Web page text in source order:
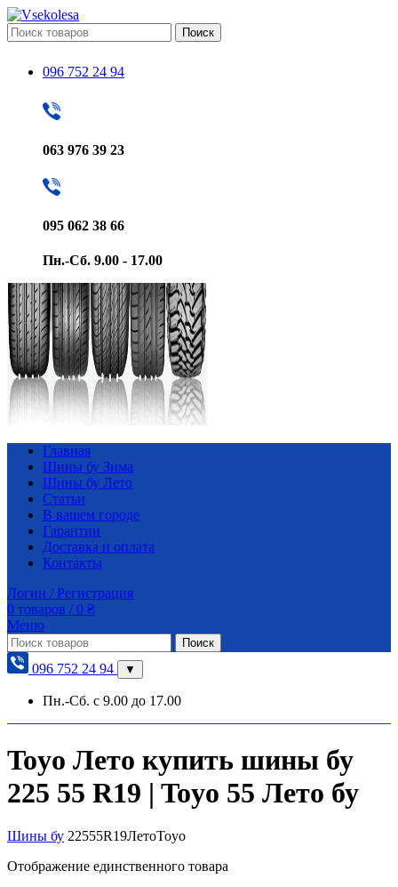
Поиск
096 752 24 94
063 976 39 23
095 062 38 66
Пн.-Сб. 9.00 - 17.00
Главная
Шины бу Зима
Шины бу Лето
Статьи
В вашем городе
Гарантии
Доставка и оплата
Контакты
Логин / Регистрация
0 товаров / 0 ₴
Меню
Поиск
096 752 24 94 ▼
Пн.-Сб. с 9.00 до 17.00
Toyo Лето купить шины бу
225 55 R19 | Toyo 55 Лето бу
Шины бу 22555R19ЛетоToyo
Отображение единственного товара